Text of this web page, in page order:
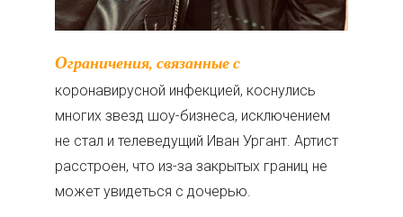
Ограничения, связанные с
коронавирусной инфекцией, коснулись
многих звезд шоу-бизнеса, исключением
не стал и телеведущий Иван Ургант. Артист
расстроен, что из-за закрытых границ не
может увидеться с дочерью.